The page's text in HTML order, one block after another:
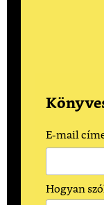
E-mail
Hogyan